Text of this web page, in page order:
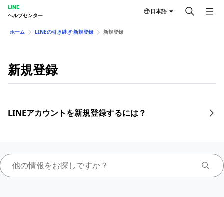
LINE
ヘルプセンター
日本語
ホーム LINEの引き継ぎ⋅新規登録 新規登録
新規登録
LINEアカウントを新規登録するには？